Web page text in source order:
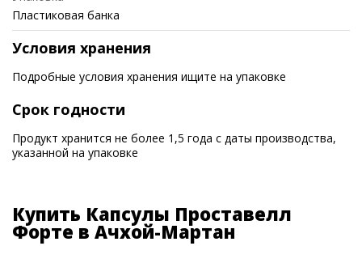
Пластиковая банка
Условия хранения
Подробные условия хранения ищите на упаковке
Срок годности
Продукт хранится не более 1,5 года с даты производства,
указанной на упаковке
Купить Капсулы Проставелл
Форте в Ачхой-Мартан